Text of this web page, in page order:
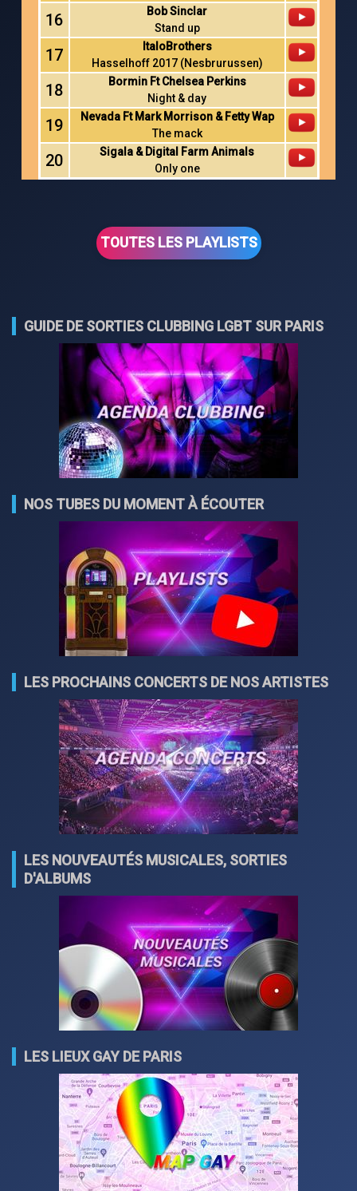
16
Bob Sinclar
Stand up
17
ItaloBrothers
Hasselhoff 2017 (Nesbrurussen)
18
Bormin Ft Chelsea Perkins
Night & day
19
Nevada Ft Mark Morrison & Fetty Wap
The mack
20
Sigala & Digital Farm Animals
Only one
TOUTES LES PLAYLISTS
GUIDE DE SORTIES CLUBBING LGBT SUR PARIS
NOS TUBES DU MOMENT À ÉCOUTER
LES PROCHAINS CONCERTS DE NOS ARTISTES
LES NOUVEAUTÉS MUSICALES, SORTIES
D'ALBUMS
LES LIEUX GAY DE PARIS